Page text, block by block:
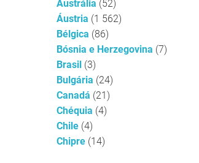
Austrália (52)
Áustria (1 562)
Bélgica (86)
Bósnia e Herzegovina (7)
Brasil (3)
Bulgária (24)
Canadá (21)
Chéquia (4)
Chile (4)
Chipre (14)